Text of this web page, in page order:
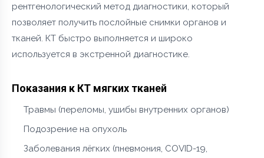
рентгенологический метод диагностики, который
позволяет получить послойные снимки органов и
тканей. КТ быстро выполняется и широко
используется в экстренной диагностике.
Показания к КТ мягких тканей
Травмы (переломы, ушибы внутренних органов)
Подозрение на опухоль
Заболевания лёгких (пневмония, COVID-19,